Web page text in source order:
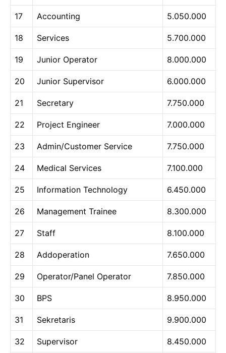
17 Accounting 5.050.000
18 Services 5.700.000
19 Junior Operator 8.000.000
20 Junior Supervisor 6.000.000
21 Secretary 7.750.000
22 Project Engineer 7.000.000
23 Admin/Customer Service 7.750.000
24 Medical Services 7.100.000
25 Information Technology 6.450.000
26 Management Trainee 8.300.000
27 Staff 8.100.000
28 Addoperation 7.650.000
29 Operator/Panel Operator 7.850.000
30 BPS 8.950.000
31 Sekretaris 9.900.000
32 Supervisor 8.450.000